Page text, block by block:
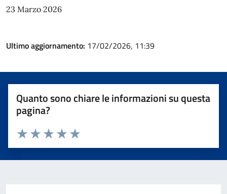
23 Marzo 2026
Ultimo aggiornamento: 17/02/2026, 11:39
Quanto sono chiare le informazioni su questa
pagina?
Valuta 5 stelle su 5
Valuta 4 stelle su 5
Valuta 3 stelle su 5
Valuta 2 stelle su 5
Valuta 1 stelle su 5